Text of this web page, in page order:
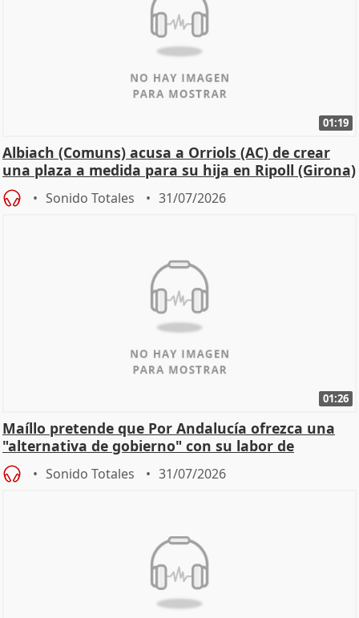
01:19
Albiach (Comuns) acusa a Orriols (AC) de crear
una plaza a medida para su hija en Ripoll (Girona)
Sonido Totales 31/07/2026
01:26
Maíllo pretende que Por Andalucía ofrezca una
"alternativa de gobierno" con su labor de
oposición
Sonido Totales 31/07/2026